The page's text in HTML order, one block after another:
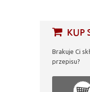
KUP
Brakuje Ci
przepisu?